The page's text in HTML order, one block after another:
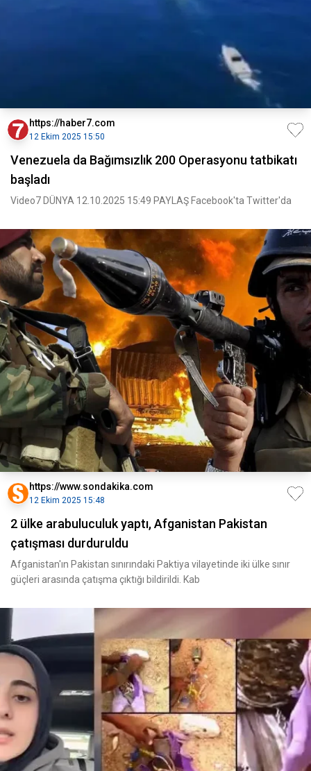
https://haber7.com
12 Ekim 2025 15:50
Venezuela da Bağımsızlık 200 Operasyonu tatbikatı
başladı
Video7 DÜNYA 12.10.2025 15:49 PAYLAŞ Facebook'ta Twitter'da
https://www.sondakika.com
12 Ekim 2025 15:48
2 ülke arabuluculuk yaptı, Afganistan Pakistan
çatışması durduruldu
Afganistan'ın Pakistan sınırındaki Paktiya vilayetinde iki ülke sınır
güçleri arasında çatışma çıktığı bildirildi. Kab